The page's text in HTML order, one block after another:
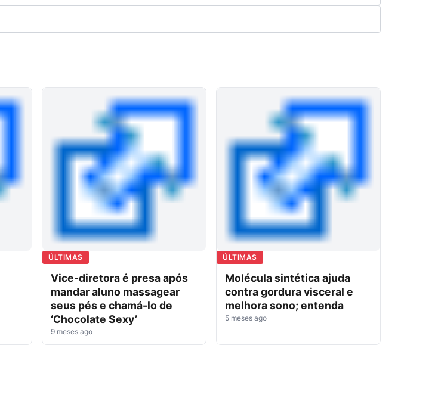
ÚLTIMAS
Vice-diretora é presa após
mandar aluno massagear
seus pés e chamá-lo de
‘Chocolate Sexy’
9 meses ago
ÚLTIMAS
Molécula sintética ajuda
contra gordura visceral e
melhora sono; entenda
5 meses ago